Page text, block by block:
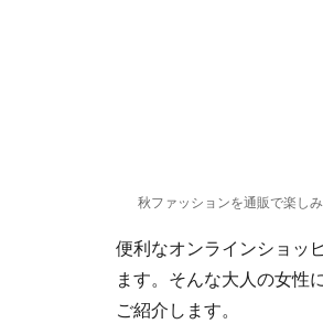
秋ファッションを通販で楽し
便利なオンラインショッ
ます。そんな大人の女性
ご紹介します。